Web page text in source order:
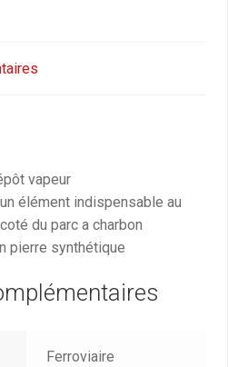
vapeur
élément indispensable au
du parc a charbon
pierre synthétique
Ferroviaire